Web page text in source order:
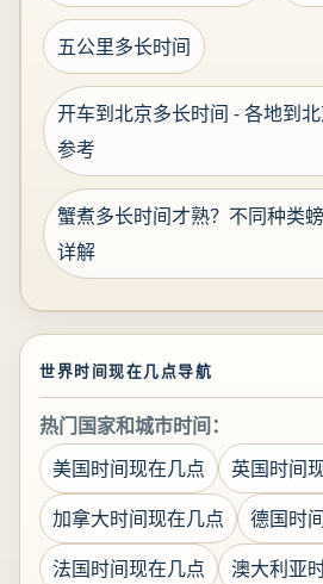
五公里多长时间
开车到北京多长时间 - 各地到
参考
蟹煮多长时间才熟？不同种类
详解
世界时间现在几点导航
热门国家和城市时间：
美国时间现在几点
英国时间
加拿大时间现在几点
德国时
法国时间现在几点
澳大利亚